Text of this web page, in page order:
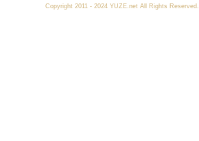
Copyright 2011 - 2024 YUZE.net All Rights Reserved.